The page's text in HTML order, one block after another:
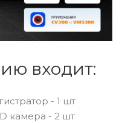
входит:
- 1 шт
камера - 2 шт